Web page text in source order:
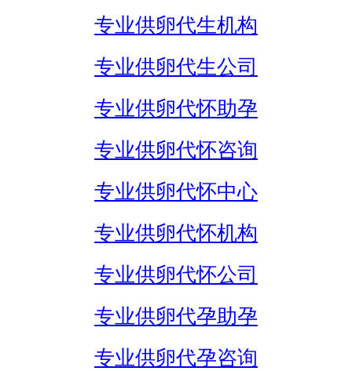
专业供卵代生机构
专业供卵代生公司
专业供卵代怀助孕
专业供卵代怀咨询
专业供卵代怀中心
专业供卵代怀机构
专业供卵代怀公司
专业供卵代孕助孕
专业供卵代孕咨询